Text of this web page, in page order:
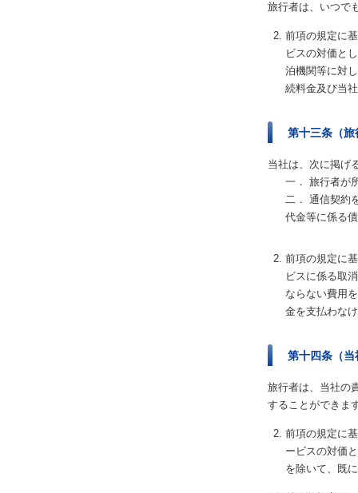
旅行者は、いつで
前項の規定に
ビスの対価と
泊機関等に対
続料金及び当
第十三条（
当社は、次に掲げ
一． 旅行者が
二． 通信契約
代金等に係る
前項の規定に
ビスに係る取
ならない費用
金を支払わな
第十四条（
旅行者は、当社の
することができま
前項の規定に
ービスの対価
を除いて、既